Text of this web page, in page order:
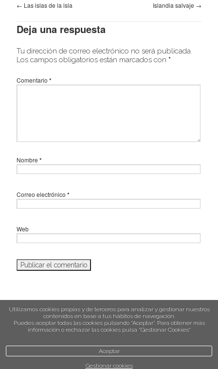
← Las islas de la isla Islandia salvaje →
Deja una respuesta
Tu dirección de correo electrónico no será publicada.
Los campos obligatorios están marcados con *
Comentario *
Nombre *
Correo electrónico *
Web
política de cookies
Utilizamos cookies propias y de terceros para analizar y gestionar nuestros
contenidos en base a tus hábitos de navegación.
Puedes aceptar todas las cookies pulsando “Aceptar”. Para obtener más
información o rechazar las cookies pulsa “Gestionar Cookies“
Aceptar
Gestionar cookies